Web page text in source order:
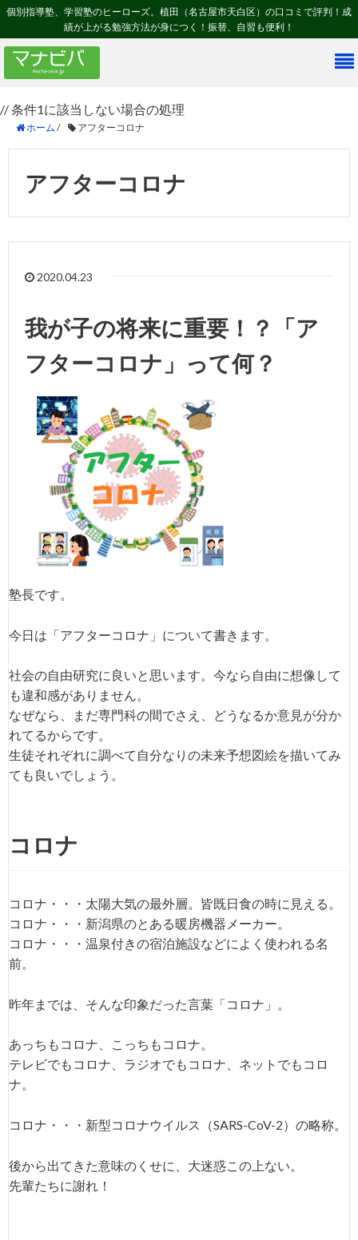
個別指導塾、学習塾のヒーローズ。植田（名古屋市天白区）の口コミで評判！成
績が上がる勉強方法が身につく！振替、自習も便利！
// 条件1に該当しない場合の処理
ホーム / アフターコロナ
アフターコロナ
2020.04.23
我が子の将来に重要！？「ア
フターコロナ」って何？
塾長です。
今日は「アフターコロナ」について書きます。
社会の自由研究に良いと思います。今なら自由に想像して
も違和感がありません。
なぜなら、まだ専門科の間でさえ、どうなるか意見が分か
れてるからです。
生徒それぞれに調べて自分なりの未来予想図絵を描いてみ
ても良いでしょう。
コロナ
コロナ・・・太陽大気の最外層。皆既日食の時に見える。
コロナ・・・新潟県のとある暖房機器メーカー。
コロナ・・・温泉付きの宿泊施設などによく使われる名
前。
昨年までは、そんな印象だった言葉「コロナ」。
あっちもコロナ、こっちもコロナ。
テレビでもコロナ、ラジオでもコロナ、ネットでもコロ
ナ。
コロナ・・・新型コロナウイルス（SARS-CoV-2）の略称。
後から出てきた意味のくせに、大迷惑この上ない。
先輩たちに謝れ！